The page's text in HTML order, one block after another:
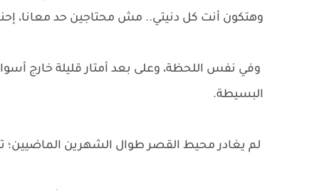
وهتكون أنت كل دنيتي.. مش محتاجين حد معانا،
وفي نفس اللحظة، وعلى بعد أمتار قليلة خارج
البسيطة.
لم يغادر محيط القصر طوال الشهرين الماضيين؛